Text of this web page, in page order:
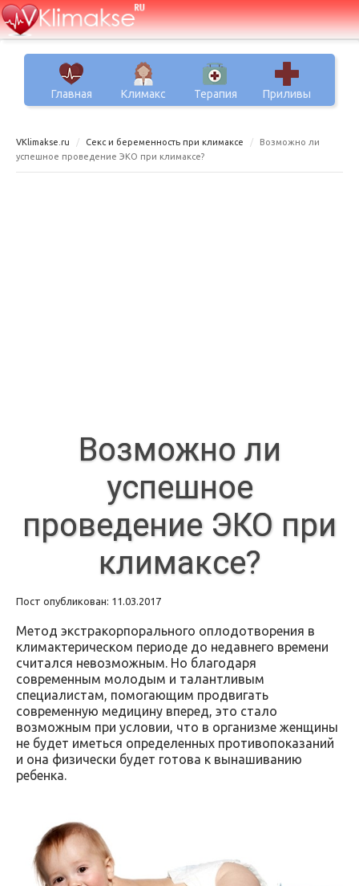
Главная Климакс Терапия Приливы
VKlimakse.ru Секс и беременность при климаксе
Возможно ли
успешное проведение ЭКО при климаксе?
Возможно ли
успешное
проведение ЭКО при
климаксе?
Пост опубликован: 11.03.2017
Метод экстракорпорального оплодотворения в
климактерическом периоде до недавнего времени
считался невозможным. Но благодаря
современным молодым и талантливым
специалистам, помогающим продвигать
современную медицину вперед, это стало
возможным при условии, что в организме женщины
не будет иметься определенных противопоказаний
и она физически будет готова к вынашиванию
ребенка.